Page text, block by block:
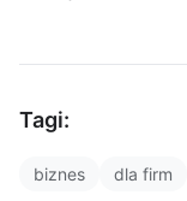
Tagi:
biznes dla firm